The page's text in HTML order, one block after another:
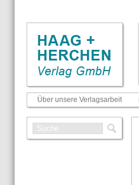
Über unsere Verlagsarbeit